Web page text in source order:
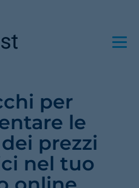
per
le
prezzi
nel tuo